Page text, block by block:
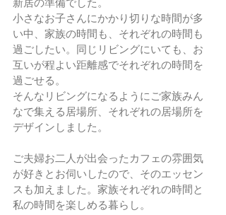
新居の準備でした。
小さなお子さんにかかり切りな時間が多
い中、家族の時間も、それぞれの時間も
過ごしたい。同じリビングにいても、お
互いが程よい距離感でそれぞれの時間を
過ごせる。
そんなリビングになるようにご家族みん
なで集える居場所、それぞれの居場所を
デザインしました。
ご夫婦お二人が出会ったカフェの雰囲気
が好きとお伺いしたので、そのエッセン
スも加えました。家族それぞれの時間と
私の時間を楽しめる暮らし。